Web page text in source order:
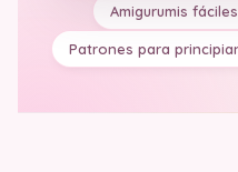
Amigurumis fáciles
Patrones para